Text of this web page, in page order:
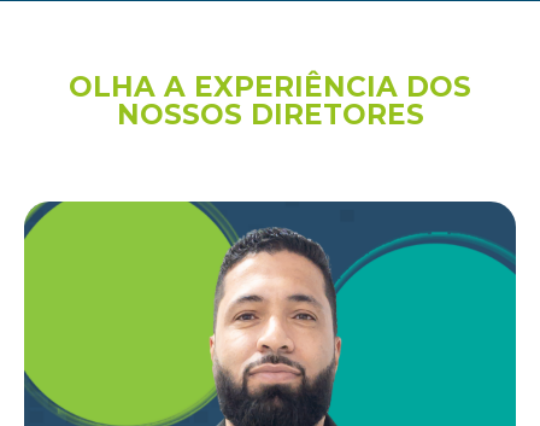
OLHA A EXPERIÊNCIA DOS
NOSSOS DIRETORES